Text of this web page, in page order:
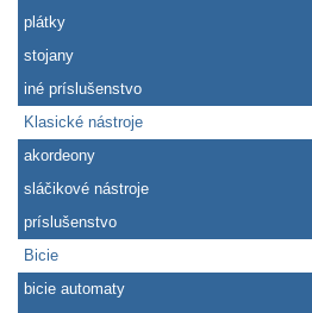
plátky
stojany
iné príslušenstvo
Klasické nástroje
akordeony
sláčikové nástroje
príslušenstvo
Bicie
bicie automaty